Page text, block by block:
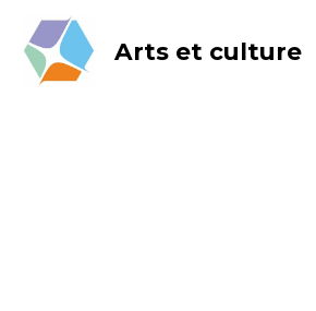
content
Arts et culture